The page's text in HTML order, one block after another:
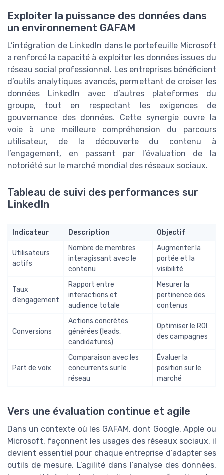
Exploiter la puissance des données dans
un environnement GAFAM
L’intégration de LinkedIn dans le portefeuille Microsoft
a renforcé la capacité à exploiter les données issues du
réseau social professionnel. Les entreprises bénéficient
d’outils analytiques avancés, permettant de croiser les
données LinkedIn avec d’autres plateformes du
groupe, tout en respectant les exigences de
gouvernance des données. Cette synergie ouvre la
voie à une meilleure compréhension du parcours
utilisateur, de la découverte du contenu à
l’engagement, en passant par l’évaluation de la
notoriété sur le marché mondial des réseaux sociaux.
Tableau de suivi des performances sur
LinkedIn
Indicateur Description Objectif
Utilisateurs
actifs
Nombre de membres
interagissant avec le
contenu
Augmenter la
portée et la
visibilité
Taux
d’engagement
Rapport entre
interactions et
audience totale
Mesurer la
pertinence des
contenus
Conversions
Actions concrètes
générées (leads,
candidatures)
Optimiser le ROI
des campagnes
Part de voix
Comparaison avec les
concurrents sur le
réseau
Évaluer la
position sur le
marché
Vers une évaluation continue et agile
Dans un contexte où les GAFAM, dont Google, Apple ou
Microsoft, façonnent les usages des réseaux sociaux, il
devient essentiel pour chaque entreprise d’adapter ses
outils de mesure. L’agilité dans l’analyse des données,